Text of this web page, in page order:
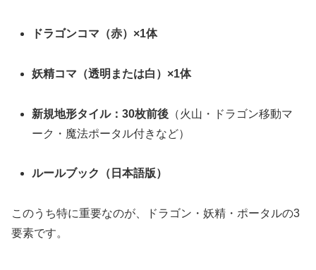
ドラゴンコマ（赤）×1体
妖精コマ（透明または白）×1体
新規地形タイル：30枚前後 （火山・ドラゴン移動マ
ーク・魔法ポータル付きなど）
ルールブック（日本語版）
このうち特に重要なのが、ドラゴン・妖精・ポータルの3
要素です。